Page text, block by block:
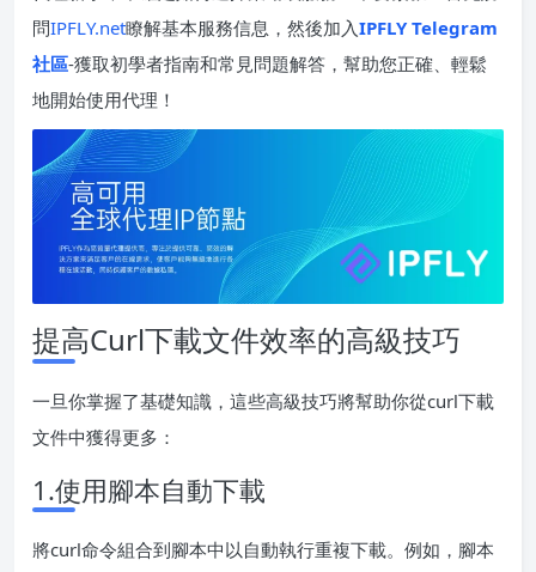
問IPFLY.net瞭解基本服務信息，然後加入IPFLY Telegram
社區-獲取初學者指南和常見問題解答，幫助您正確、輕鬆
地開始使用代理！
提高Curl下載文件效率的高級技巧
一旦你掌握了基礎知識，這些高級技巧將幫助你從curl下載
文件中獲得更多：
1.使用腳本自動下載
將curl命令組合到腳本中以自動執行重複下載。例如，腳本